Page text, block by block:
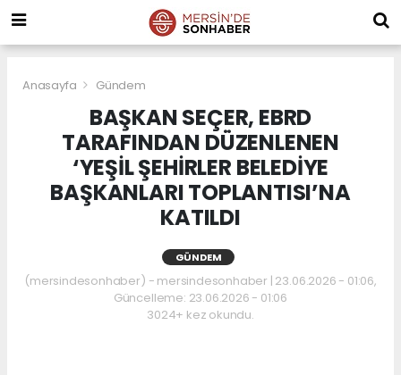
Anasayfa Gündem
BAŞKAN SEÇER, EBRD
TARAFINDAN DÜZENLENEN
‘YEŞİL ŞEHİRLER BELEDİYE
BAŞKANLARI TOPLANTISI’NA
KATILDI
GÜNDEM
(mersindesonhaber) - mersindesonhaber | 23.06.2026 - 01:06,
Güncelleme: 23.06.2026 - 01:06
3024+ kez okundu.